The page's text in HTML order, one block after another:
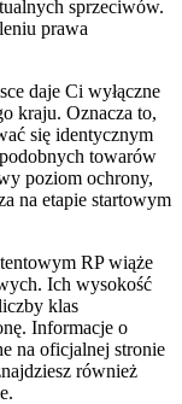
sprzeciwów.
prawa
daje Ci wyłączne
kraju. Oznacza to,
się identycznym
towarów
poziom ochrony,
na etapie startowym
RP wiąże
Ich wysokość
klas
Informacje o
na oficjalnej stronie
również